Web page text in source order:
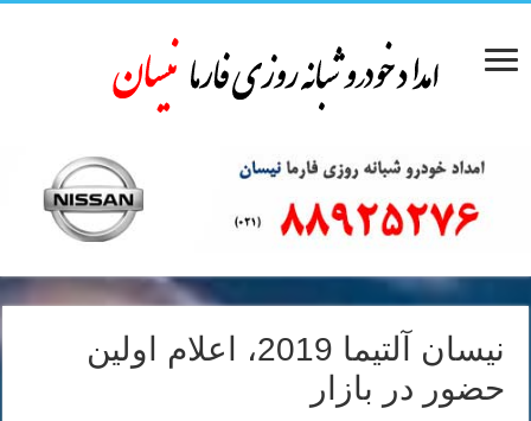
نیسان آلتیما 2019، اعلام اولین
حضور در بازار